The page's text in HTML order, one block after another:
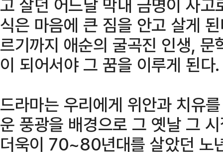
고 살던 어느날 막내 금명이 사
식은 마음에 큰 짐을 안고 살게
르기까지 애순의 굴곡진 인생,
이 되어서야 그 꿈을 이루게 된다.
드라마는 우리에게 위안과 치유
운 풍광을 배경으로 그 옛날 그
더욱이 70~80년대를 살았던 노